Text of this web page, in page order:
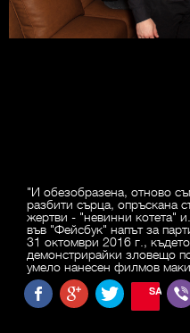
"И обезобразена, отново
разбити сърца, опръскана
жертви - "невинни котета"
във "Фейсбук" напът за
31 октомври 2016 г.,
демонстрирайки зловещо
умело нанесен филмов
SAVE